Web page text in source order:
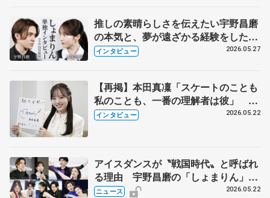
推しの素晴らしさを伝えたい宇野昌磨
の本気と、夢が遠ざかる経験をした本
田真凜の覚悟
インタビュー 2026.05.27
【再掲】本田真凜「スケートのことも
私のことも、一番の理解者は彼」 引
退時の単独インタビューで語った競技
インタビュー 2026.05.22
アイスダンスが〝戦国時代〟と呼ばれ
る理由 宇野昌磨の「しょまりん」ら
実力者が相次いで参戦 国内の競争激
ニュース 2026.05.22